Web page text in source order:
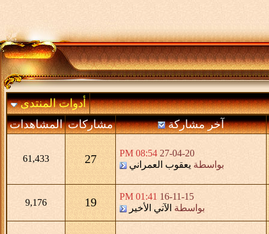
أدوات المنتدى
آخر مشاركة
مشاركات المشاهدات
27-04-20
08:54 PM
بواسطة يعقوب العمراني 27
61,433
16-11-15
01:41 PM
بواسطة الآتي الأخير 19
9,176